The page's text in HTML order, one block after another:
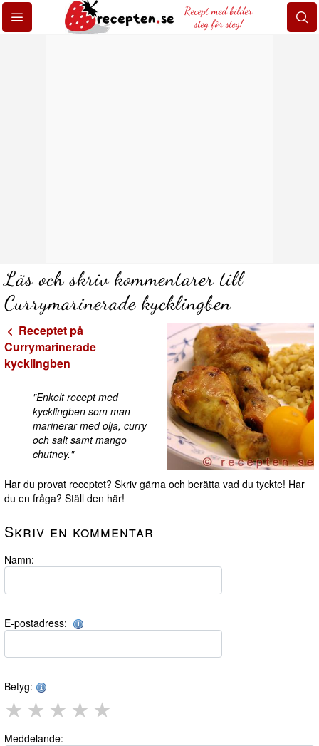
Recept med bilder
steg för steg!
Läs och skriv kommentarer till
Currymarinerade kycklingben
Receptet på
Currymarinerade
kycklingben
"Enkelt recept med
kycklingben som man
marinerar med olja, curry
och salt samt mango
chutney."
Har du provat receptet? Skriv gärna och berätta vad du tyckte! Har
du en fråga? Ställ den här!
Skriv en kommentar
Namn:
E-postadress:
Betyg:
★ ★ ★ ★ ★
Meddelande: